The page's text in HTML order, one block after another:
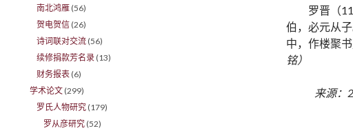
罗晋（
伯，必元从
中，作楼聚书
铭）
来源：
南北鸿雁 (56)
贺电贺信 (26)
诗词联对交流 (56)
续修捐款芳名录 (13)
财务报表 (6)
学术论文 (299)
罗氏人物研究 (179)
罗从彦研究 (52)